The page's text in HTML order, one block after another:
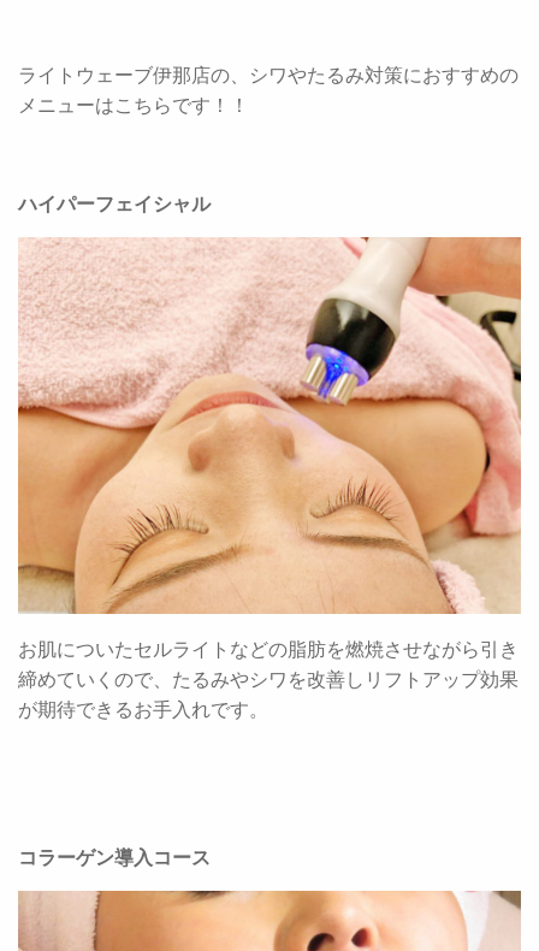
ライトウェーブ伊那店の、シワやたるみ対策におすすめの
メニューはこちらです！！
ハイパーフェイシャル
お肌についたセルライトなどの脂肪を燃焼させながら引き
締めていくので、たるみやシワを改善しリフトアップ効果
が期待できるお手入れです。
コラーゲン導入コース